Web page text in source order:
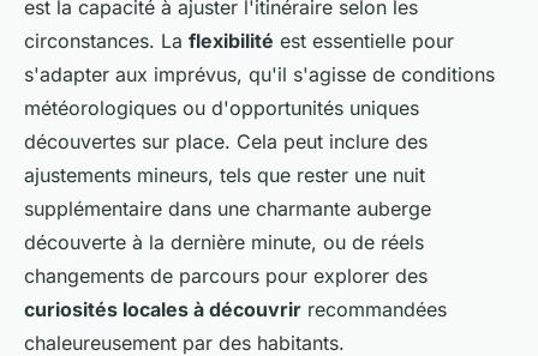
est la capacité à ajuster l'itinéraire selon les
circonstances. La flexibilité est essentielle pour
s'adapter aux imprévus, qu'il s'agisse de conditions
météorologiques ou d'opportunités uniques
découvertes sur place. Cela peut inclure des
ajustements mineurs, tels que rester une nuit
supplémentaire dans une charmante auberge
découverte à la dernière minute, ou de réels
changements de parcours pour explorer des
curiosités locales à découvrir recommandées
chaleureusement par des habitants.